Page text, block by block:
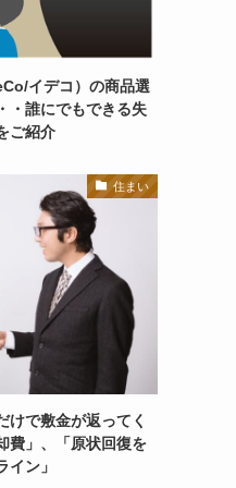
イデコ）の商品選
・誰にでもできる失
ご紹介
住まい
けで敷金が返ってく
費」、「原状回復を
イン」